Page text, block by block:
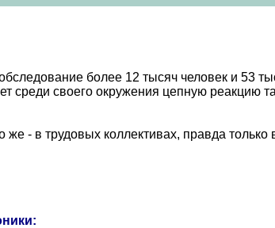
более 12 тысяч человек и 53
своего окружения цепную реакцию
же - в трудовых коллективах, правда